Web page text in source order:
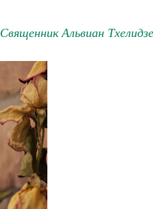
Священник Альвиан Тхелидзе